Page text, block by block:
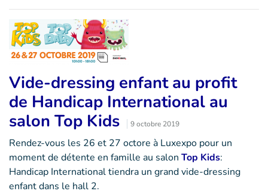
Vide-dressing enfant au profit
de Handicap International au
salon Top Kids
9 octobre 2019
Rendez-vous les 26 et 27 octore à Luxexpo pour un
moment de détente en famille au salon Top Kids:
Handicap International tiendra un grand vide-dressing
enfant dans le hall 2.